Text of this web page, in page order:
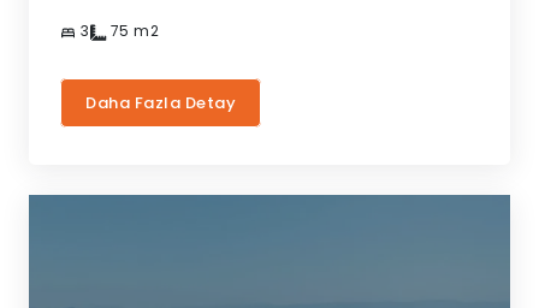
3 75 m2
Daha Fazla Detay